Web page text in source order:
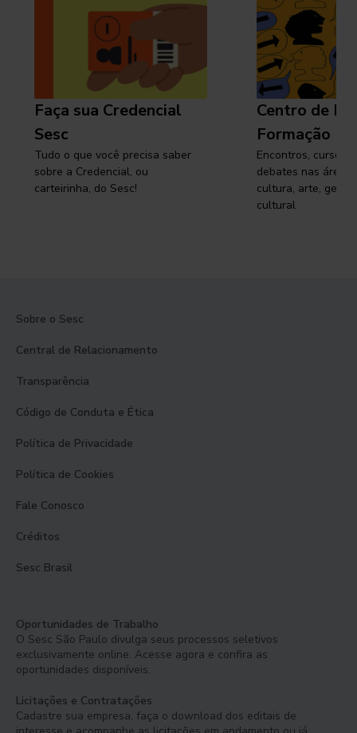
Faça sua Credencial
Sesc
Tudo o que você precisa saber
sobre a Credencial, ou
carteirinha, do Sesc!
Centro de
Formação
Encontros, cursos,
debates nas áreas
cultura, arte,
cultural
Sobre o Sesc
Central de Relacionamento
Transparência
Código de Conduta e Ética
Política de Privacidade
Política de Cookies
Fale Conosco
Créditos
Sesc Brasil
Oportunidades de Trabalho
O Sesc São Paulo divulga seus processos seletivos
exclusivamente online. Acesse agora e confira as
oportunidades disponíveis.
Licitações e Contratações
Cadastre sua empresa, faça o download dos editais de